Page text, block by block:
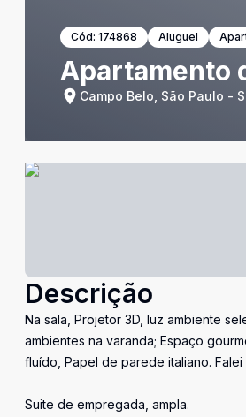
Cód: 174868 Aluguel
Apartamento
Campo Belo, São Paulo -
Descrição
Na sala, Projetor 3D, luz ambiente
ambientes na varanda; Espaço
fluído, Papel de parede italiano.
Suite de empregada, ampla.